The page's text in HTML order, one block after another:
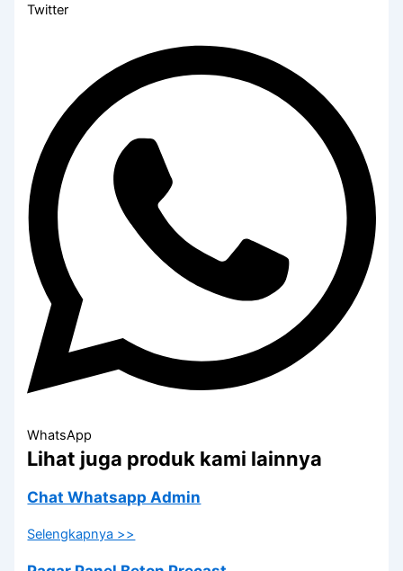
Twitter
WhatsApp
Lihat juga produk kami lainnya
Chat Whatsapp Admin
Selengkapnya >>